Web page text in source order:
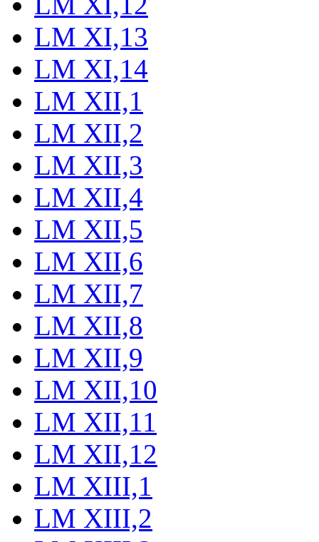
LM XI,13
LM XI,14
LM XII,1
LM XII,2
LM XII,3
LM XII,4
LM XII,5
LM XII,6
LM XII,7
LM XII,8
LM XII,9
LM XII,10
LM XII,11
LM XII,12
LM XIII,1
LM XIII,2